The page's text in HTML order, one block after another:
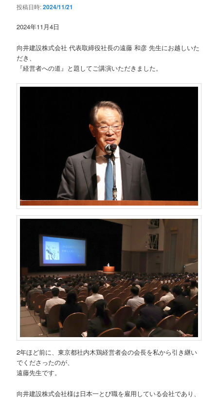
投稿日時:2024/11/21
2024年11月4日
向井建設株式会社 代表取締役社長の遠藤 和彦 先生にお越しいた
だき、
『経営者への道』と題してご講演いただきました。
2年ほど前に、東京都社内木鶏経営者会の会長を私から引き継い
でくださったのが、
遠藤先生です。
向井建設株式会社様は日本一とび職を雇用している会社であり、